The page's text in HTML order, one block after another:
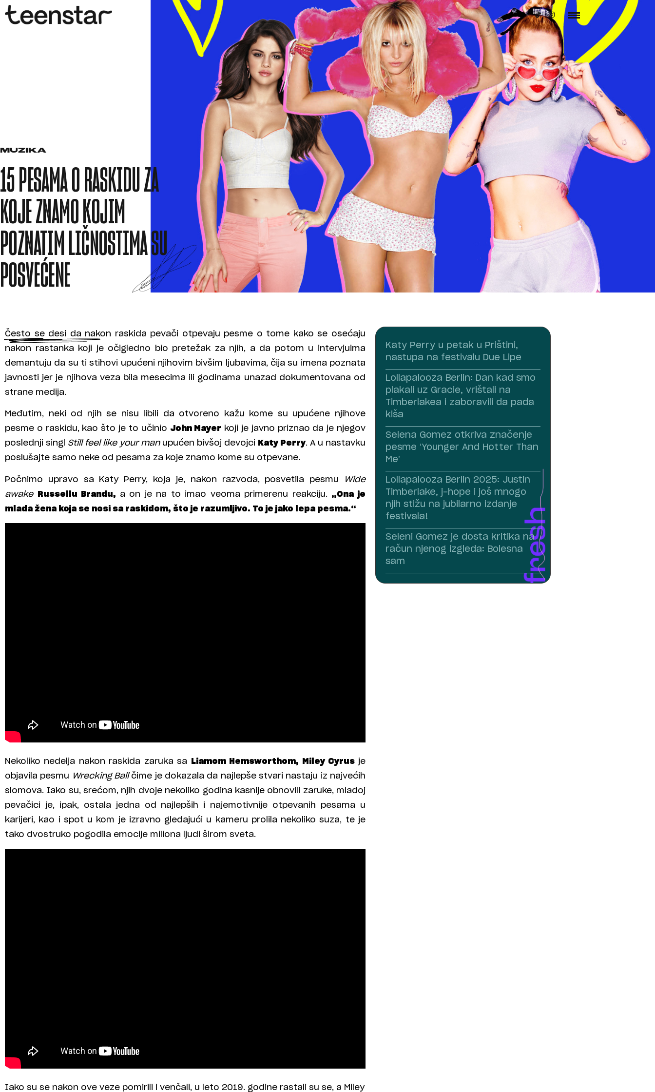
MUZIKA
15 PESAMA O RASKIDU ZA
KOJE ZNAMO KOJIM
POZNATIM LIČNOSTIMA SU
POSVEĆENE
Često se desi da nakon raskida pevači otpevaju pesme o tome kako se osećaju
nakon rastanka koji je očigledno bio pretežak za njih, a da potom u intervjuima
demantuju da su ti stihovi upućeni njihovim bivšim ljubavima, čija su imena poznata
javnosti jer je njihova veza bila mesecima ili godinama unazad dokumentovana od
strane medija.
Međutim, neki od njih se nisu libili da otvoreno kažu kome su upućene njihove
pesme o raskidu, kao što je to učinio John Mayer koji je javno priznao da je njegov
poslednji singl Still feel like your man upućen bivšoj devojci Katy Perry. A u nastavku
poslušajte samo neke od pesama za koje znamo kome su otpevane.
Počnimo upravo sa Katy Perry, koja je, nakon razvoda, posvetila pesmu
Wide
awake
Russellu Brandu, a on je na to imao veoma primerenu reakciju. „Ona je
mlada žena koja se nosi sa raskidom, što je razumljivo. To je jako lepa pesma.“
Nekoliko nedelja nakon raskida zaruka sa Liamom Hemsworthom, Miley Cyrus je
objavila pesmu Wrecking Ball čime je dokazala da najlepše stvari nastaju iz najvećih
slomova. Iako su, srećom, njih dvoje nekoliko godina kasnije obnovili zaruke, mladoj
pevačici je, ipak, ostala jedna od najlepših i najemotivnije otpevanih pesama u
karijeri, kao i spot u kom je izravno gledajući u kameru prolila nekoliko suza, te je
tako dvostruko pogodila emocije miliona ljudi širom sveta.
Iako su se nakon ove veze pomirili i venčali, u leto 2019. godine rastali su se, a Miley
Katy Perry u petak u Prištini,
nastupa na festivalu Due Lipe
Lollapalooza Berlin: Dan kad smo
plakali uz Gracie, vrištali na
Timberlakea i zaboravili da pada
kiša
Selena Gomez otkriva značenje
pesme ‘Younger And Hotter Than
Me’
Lollapalooza Berlin 2025: Justin
Timberlake, j-hope i još mnogo
njih stižu na jubilarno izdanje
festivala!
Seleni Gomez je dosta kritika na
račun njenog izgleda: Bolesna
sam